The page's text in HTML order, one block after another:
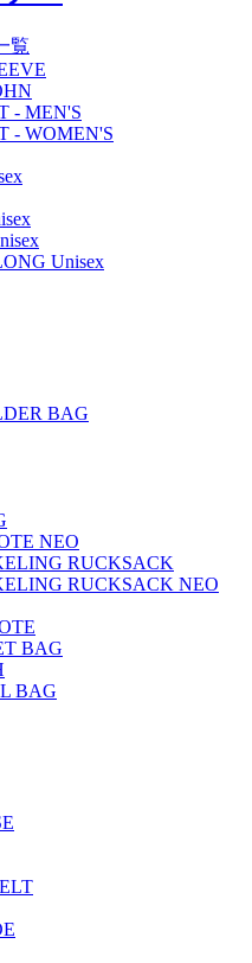
覧
- MEN'S
- WOMEN'S
Unisex
BAG
NEO
RUCKSACK
RUCKSACK NEO
BAG
BAG